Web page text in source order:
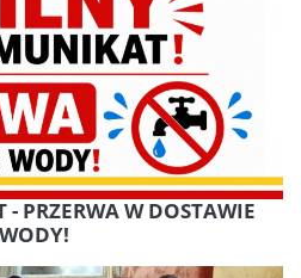
PRZERWA W DOSTAWIE
WODY!